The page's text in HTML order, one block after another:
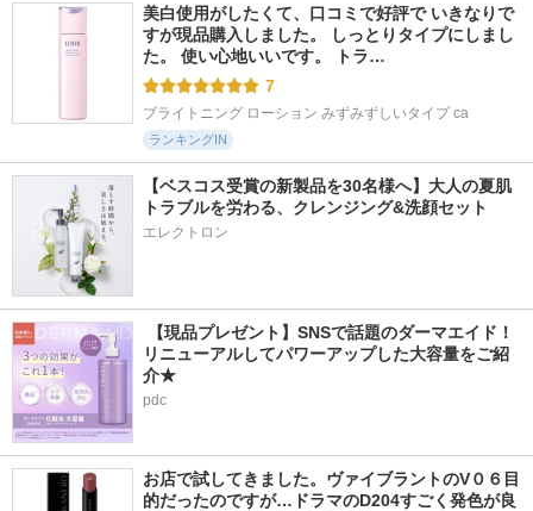
美白使用がしたくて、口コミで好評で いきなりで
すが現品購入しました。 しっとりタイプにしまし
た。 使い心地いいです。 トラ…
7
ブライトニング ローション みずみずしいタイプ ca
ランキングIN
【ベスコス受賞の新製品を30名様へ】大人の夏肌
トラブルを労わる、クレンジング&洗顔セット
エレクトロン
【現品プレゼント】SNSで話題のダーマエイド！
リニューアルしてパワーアップした大容量をご紹
介★
pdc
お店で試してきました。ヴァイブラントのV０６目
的だったのですが…ドラマのD204すごく発色が良